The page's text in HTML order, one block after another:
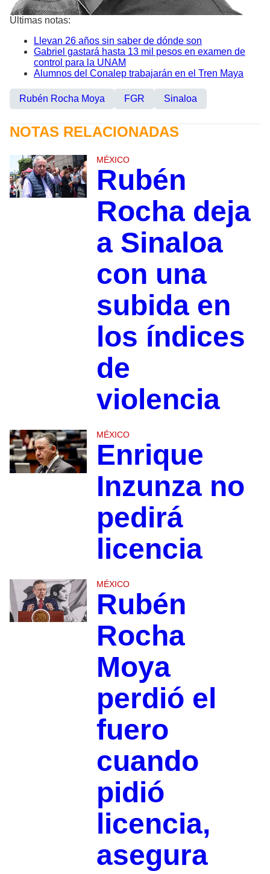
Últimas notas:
Llevan 26 años sin saber de dónde son
Gabriel gastará hasta 13 mil pesos en examen de
control para la UNAM
Alumnos del Conalep trabajarán en el Tren Maya
Rubén Rocha Moya FGR Sinaloa
NOTAS RELACIONADAS
MÉXICO
Rubén
Rocha deja
a Sinaloa
con una
subida en
los índices
de
violencia
MÉXICO
Enrique
Inzunza no
pedirá
licencia
MÉXICO
Rubén
Rocha
Moya
perdió el
fuero
cuando
pidió
licencia,
asegura